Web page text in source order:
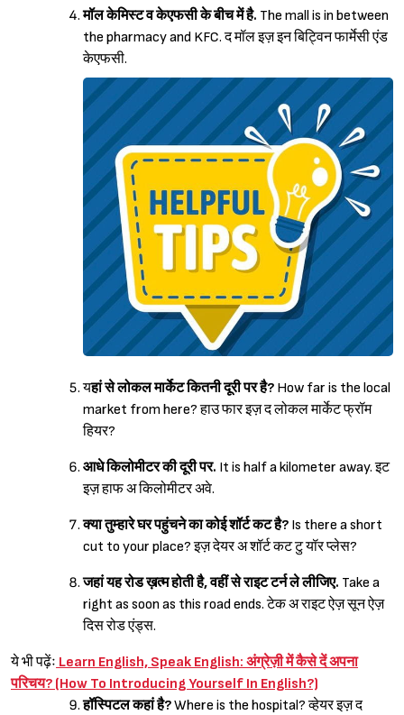
Sign in
मॉल केमिस्ट व केएफसी के बीच में है. The mall is in between
the pharmacy and KFC. द मॉल इज़ इन बिट्विन फार्मेसी एंड
केएफसी.
यहां से लोकल मार्केट कितनी दूरी पर है? How far is the local
market from here? हाउ फार इज़ द लोकल मार्केट फ्रॉम
हियर?
आधे किलोमीटर की दूरी पर. It is half a kilometer away. इट
इज़ हाफ अ किलोमीटर अवे.
क्या तुम्हारे घर पहुंचने का कोई शॉर्ट कट है? Is there a short
cut to your place? इज़ देयर अ शॉर्ट कट टु यॉर प्लेस?
जहां यह रोड ख़त्म होती है, वहीं से राइट टर्न ले लीजिए. Take a
right as soon as this road ends. टेक अ राइट ऐज़ सून ऐज़
दिस रोड एंड्स.
ये भी पढ़ेंः Learn English, Speak English: अंग्रेज़ी में कैसे दें अपना
परिचय? (How To Introducing Yourself In English?)
हॉस्पिटल कहां है?Where is the hospital? व्हेयर इज़ द